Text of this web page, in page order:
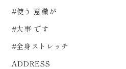
#使う 意識が
#大事 です
#全身ストレッチ
ADDRESS